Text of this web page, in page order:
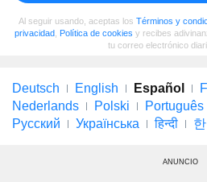
Al seguir usando, aceptas los Términos y
privacidad, Política de cookies y recibes
tu correo electrónico
Deutsch English Español
Nederlands
Polski Português
Русский
Українська हिन्दी
ANUNCIO